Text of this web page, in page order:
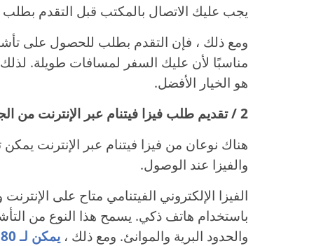
يجب عليك الاتصال بالمكتب قبل التقدم
ومع ذلك ، فإن التقدم بطلب للحصول على
مناسبًا لأن عليك السفر لمسافات طويلة. لذلك
هو الخيار الأفضل.
2 / تقديم طلب فيزا فيتنام عبر الإنترنت من الجهراء
هناك نوعان من فيزا فيتنام عبر الإنترنت يمكن
والفيزا عند الوصول.
الفيزا الإلكتروني الفيتنامي متاح على
باستخدام هاتف ذكي. يسمح هذا النوع من
والحدود البرية والموانئ. ومع ذلك ، يمكن لـ 80 دولة فقط تطبيق فيزا فيتنام الإلكتروني